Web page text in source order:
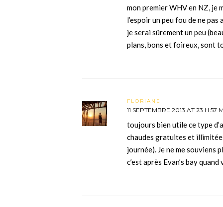
mon premier WHV en NZ, je
l’espoir un peu fou de ne
je serai sûrement un peu
plans, bons et foireux, sont
FLORIANE
11 SEPTEMBRE 2013 AT 23 H 57
toujours bien utile ce type
chaudes gratuites et
journée). Je ne me souviens
c’est après Evan’s bay